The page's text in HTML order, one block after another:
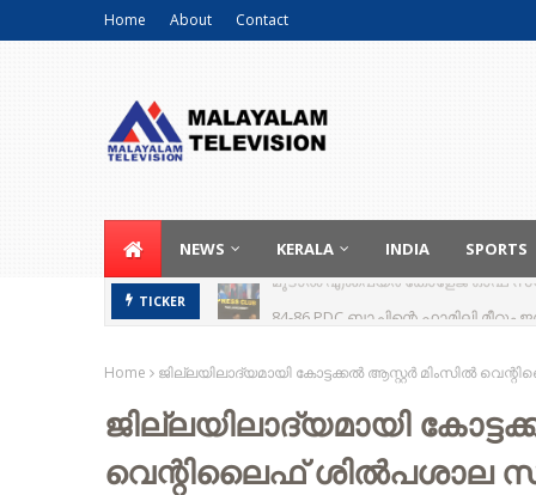
Home About Contact
NEWS KERALA INDIA SPORTS
TICKER
Home ജില്ലയിലാദ്യമായി കോട്ടക്കൽ ആസ്റ്റർ മിംസിൽ
ജില്ലയിലാദ്യമായി
വെന്റിലെെഫ് ശിൽപശാല